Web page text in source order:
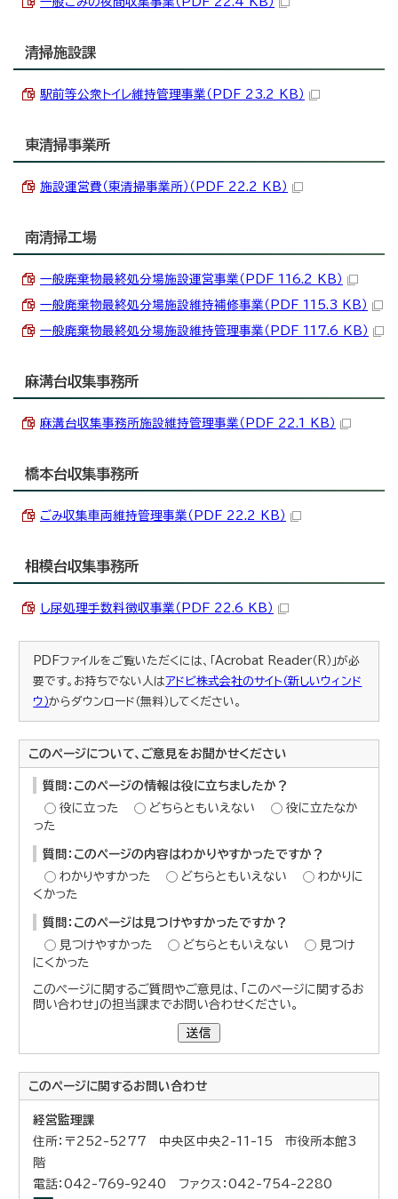
清掃施設課
駅前等公衆トイレ維持管理事業（PDF 23.2 KB）
東清掃事業所
施設運営費（東清掃事業所）（PDF 22.2 KB）
南清掃工場
一般廃棄物最終処分場施設運営事業（PDF 116.2 KB）
一般廃棄物最終処分場施設維持補修事業（PDF 115.3 KB）
一般廃棄物最終処分場施設維持管理事業（PDF 117.6 KB）
麻溝台収集事務所
麻溝台収集事務所施設維持管理事業（PDF 22.1 KB）
橋本台収集事務所
ごみ収集車両維持管理事業（PDF 22.2 KB）
相模台収集事務所
し尿処理手数料徴収事業（PDF 22.6 KB）
PDFファイルをご覧いただくには、「Acrobat Reader（R）」が必
要です。お持ちでない人はアドビ株式会社のサイト（新しいウィンド
ウ）からダウンロード（無料）してください。
このページについて、ご意見をお聞かせください
質問：このページの情報は役に立ちましたか？
役に立った
どちらともいえない
役に立たなか
った
質問：このページの内容はわかりやすかったですか？
わかりやすかった
どちらともいえない
わかりに
くかった
質問：このページは見つけやすかったですか？
見つけやすかった
どちらともいえない
見つけ
にくかった
このページに関するご質問やご意見は、「このページに関するお
問い合わせ」の担当課までお問い合わせください。
送信
このページに関するお問い合わせ
経営監理課
住所：〒252-5277 中央区中央2-11-15 市役所本館3
階
電話：042-769-9240 ファクス：042-754-2280